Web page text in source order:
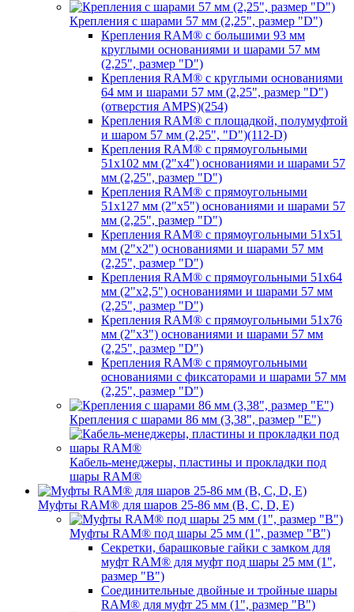
Крепления с шарами 57 мм (2,25", размер "D")
Крепления RAM® с большими 93 мм
круглыми основаниями и шарами 57 мм
(2,25", размер "D")
Крепления RAM® с круглыми основаниями
64 мм и шарами 57 мм (2,25", размер "D")
(отверстия AMPS)(254)
Крепления RAM® с площадкой, полумуфтой
и шаром 57 мм (2,25", "D")(112-D)
Крепления RAM® с прямоугольными
51х102 мм (2"х4") основаниями и шарами 57
мм (2,25", размер "D")
Крепления RAM® с прямоугольными
51х127 мм (2"х5") основаниями и шарами 57
мм (2,25", размер "D")
Крепления RAM® с прямоугольными 51х51
мм (2"х2") основаниями и шарами 57 мм
(2,25", размер "D")
Крепления RAM® с прямоугольными 51х64
мм (2"х2,5") основаниями и шарами 57 мм
(2,25", размер "D")
Крепления RAM® с прямоугольными 51х76
мм (2"х3") основаниями и шарами 57 мм
(2,25", размер "D")
Крепления RAM® с прямоугольными
основаниями с фиксаторами и шарами 57 мм
(2,25", размер "D")
Крепления с шарами 86 мм (3,38", размер "E")
Кабель-менеджеры, пластины и прокладки под
шары RAM®
Муфты RAM® для шаров 25-86 мм (B, C, D, E)
Муфты RAM® под шары 25 мм (1", размер "B")
Секретки, барашковые гайки с замком для
муфт RAM® для муфт под шары 25 мм (1",
размер "B")
Соединительные двойные и тройные шары
RAM® для муфт 25 мм (1", размер "B")